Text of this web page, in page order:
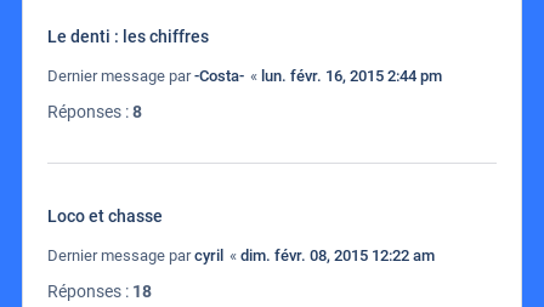
Le denti : les chiffres
Dernier message par-Costa- « lun. févr. 16, 2015 2:44 pm
Réponses :8
Loco et chasse
Dernier message parcyril « dim. févr. 08, 2015 12:22 am
Réponses : 18